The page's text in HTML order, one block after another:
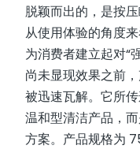
脱颖而出的，是按
从使用体验的角度
为消费者建立起对“
尚未显现效果之前
被迅速瓦解。它所
温和型清洁产品，
方案。产品规格为